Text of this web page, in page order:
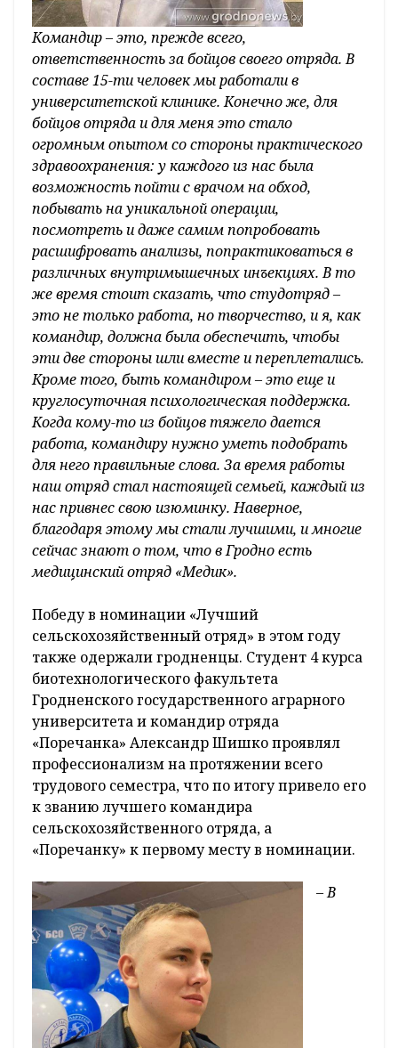
Командир – это, прежде всего,
ответственность за бойцов своего отряда. В
составе 15-ти человек мы работали в
университетской клинике. Конечно же, для
бойцов отряда и для меня это стало
огромным опытом со стороны практического
здравоохранения: у каждого из нас была
возможность пойти с врачом на обход,
побывать на уникальной операции,
посмотреть и даже самим попробовать
расшифровать анализы, попрактиковаться в
различных внутримышечных инъекциях. В то
же время стоит сказать, что студотряд –
это не только работа, но творчество, и я, как
командир, должна была обеспечить, чтобы
эти две стороны шли вместе и переплетались.
Кроме того, быть командиром – это еще и
круглосуточная психологическая поддержка.
Когда кому-то из бойцов тяжело дается
работа, командиру нужно уметь подобрать
для него правильные слова. За время работы
наш отряд стал настоящей семьей, каждый из
нас привнес свою изюминку. Наверное,
благодаря этому мы стали лучшими, и многие
сейчас знают о том, что в Гродно есть
медицинский отряд «Медик».
Победу в номинации «Лучший
сельскохозяйственный отряд» в этом году
также одержали гродненцы. Студент 4 курса
биотехнологического факультета
Гродненского государственного аграрного
университета и командир отряда
«Поречанка» Александр Шишко проявлял
профессионализм на протяжении всего
трудового семестра, что по итогу привело его
к званию лучшего командира
сельскохозяйственного отряда, а
«Поречанку» к первому месту в номинации.
–В